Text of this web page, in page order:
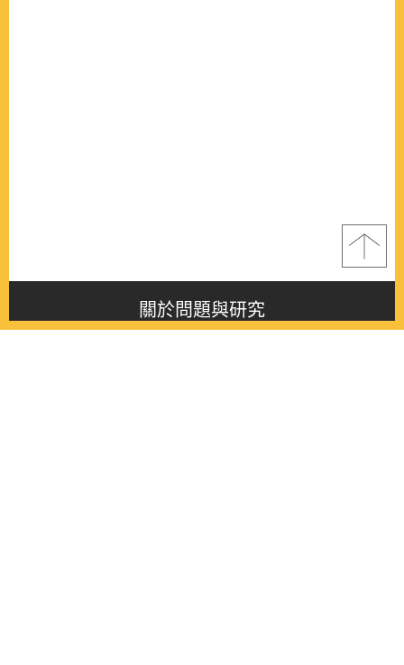
關於問題與研究
About this journal